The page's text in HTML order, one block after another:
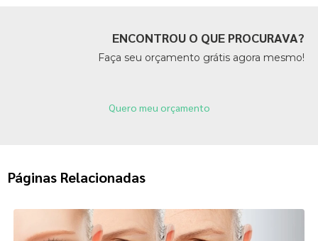
ENCONTROU O QUE PROCURAVA?
Faça seu orçamento grátis agora mesmo!
Quero meu orçamento
Páginas Relacionadas